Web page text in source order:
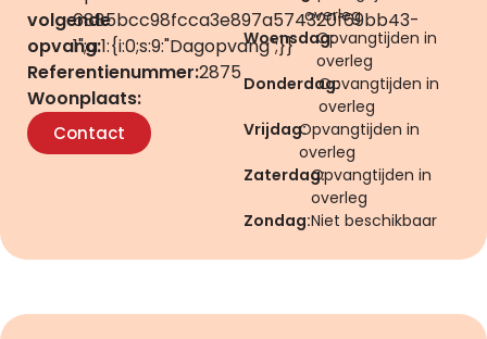
volgende
opvang:
6885bcc98fcca3e897a574320f69bb43-
1";a:1:{i:0;s:9:"Dagopvang";}}
Referentienummer:2875
Woonplaats:
Contact
overleg
Woensdag:Opvangtijden in
overleg
Donderdag:Opvangtijden in
overleg
Vrijdag:Opvangtijden in
overleg
Zaterdag:Opvangtijden in
overleg
Zondag:Niet beschikbaar